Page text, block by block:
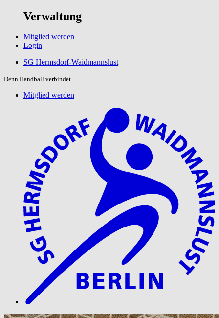
Verwaltung
Mitglied werden
Login
SG Hermsdorf-Waidmannslust
Denn Handball verbindet.
Mitglied werden